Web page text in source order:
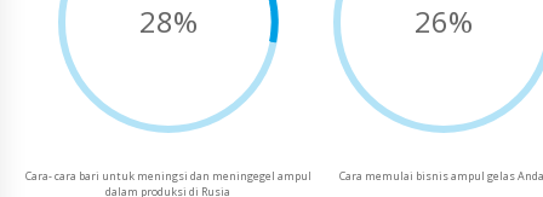
28%
Cara- cara bari untuk meningsi dan meningegel ampul
dalam produksi di Rusia
26%
Cara memulai bisnis ampul gelas